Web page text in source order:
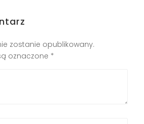
zostanie opublikowany.
oznaczone *